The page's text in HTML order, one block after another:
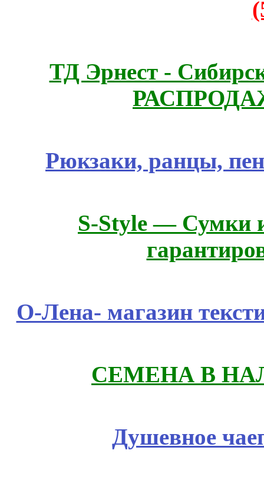
ТД Эрнест -
Рюкзаки, ранцы,
S-Style — Сумки
О-Лена- магазин
СЕМЕНА В
Душевное